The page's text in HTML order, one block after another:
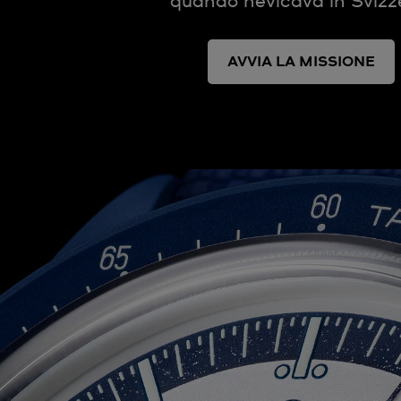
AVVIA LA MISSIONE